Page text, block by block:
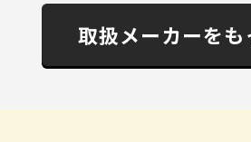
取扱メーカーをも